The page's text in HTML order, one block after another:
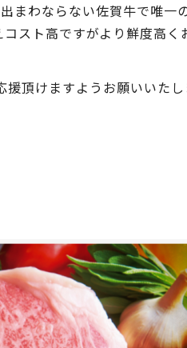
まわならない佐賀牛で唯一
スト高ですがより鮮度高
頂けますようお願いいたし